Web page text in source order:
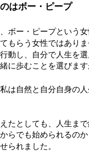
はボー・ピープ
ボー・ピープという女
もらう女性ではありま
動し、自分で人生を選
に歩むことを選びま
は自然と自分自身の人
たとしても、人生まで
らでも始められるのか
られました。